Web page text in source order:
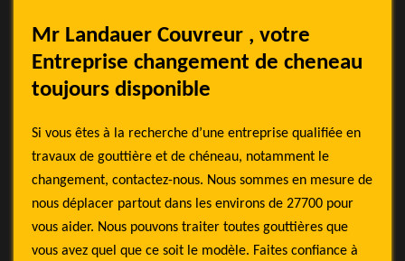
Mr Landauer Couvreur , votre
Entreprise changement de cheneau
toujours disponible
Si vous êtes à la recherche d’une entreprise qualifiée en
travaux de gouttière et de chéneau, notamment le
changement, contactez-nous. Nous sommes en mesure de
nous déplacer partout dans les environs de 27700 pour
vous aider. Nous pouvons traiter toutes gouttières que
vous avez quel que ce soit le modèle. Faites confiance à